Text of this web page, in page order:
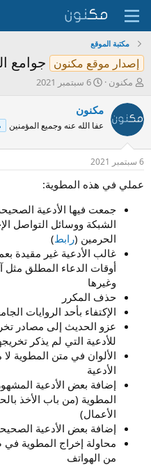
مكتبة الموقع
إصدار موقع مكنون جوامع
ب
د
ئ
و
ض
مكنون
ت
ر
خ
ل
ب
د
6 سبتمبر 2021
مكنون
عفا الله عنه وجميع المؤمنين
6 سبتمبر 2021
عملي في هذه المطوية:
جمعت فيها الأدعية
الشبكة ووسائل التواصل
الحرمين (رابط)
غالب الأدعية غير مقيدة
أوقات الدعاء المطلق مثل
وغيرها
حذف المكرر
الإكتفاء بأحد الروايات
عزو الحديث إلى مصادر
للأدعية التي لم يذكر
الألوان في متن المطوية
الأدعية
إضافة بعض الأدعية
المطوية (من باب الأخذ
الأعمال)
إضافة بعض الأدعية
محاولة إخراج المطوية
من الهواتف